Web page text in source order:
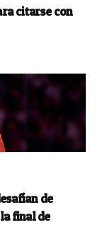
citarse con
de
final de